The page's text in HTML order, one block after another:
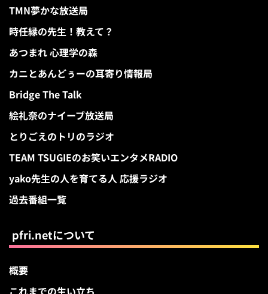
TMN夢かな放送局
時任縁の先生！教えて？
あつまれ 心理学の森
カニとあんどぅーの耳寄り情報局
Bridge The Talk
絵礼奈のナイーブ放送局
とりごえのトリのラジオ
TEAM TSUGIEのお笑いエンタメRADIO
yako先生の人を育てる人 応援ラジオ
過去番組一覧
pfri.netについて
概要
これまでの生い立ち